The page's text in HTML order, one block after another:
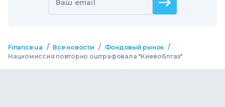
Ваш email
Finance.ua / Все новости / Фондовый рынок /
Нацкомиссия повторно оштрафовала "Киевоблгаз"